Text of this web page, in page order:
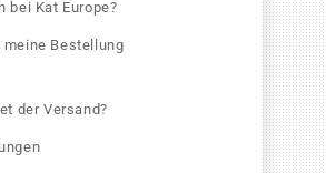
bei Kat Europe?
Bestellung
der Versand?